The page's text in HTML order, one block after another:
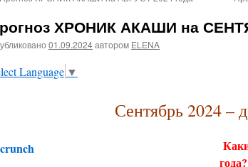
ХРОНИК АКАШИ на
01.09.2024автором ELENA
Language ▼
Сентябрь 2024 –
года?